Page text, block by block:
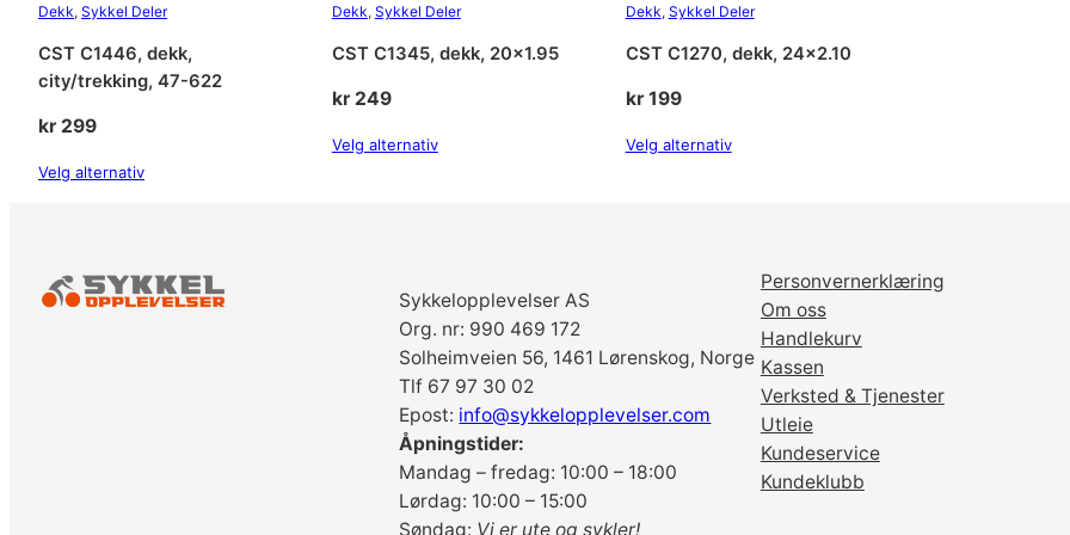
Dekk, Sykkel Deler
CST C1446, dekk,
city/trekking, 47-622
kr 299
Velg alternativ
Dekk, Sykkel Deler
CST C1345, dekk, 20×1.95
kr249
Velg alternativ
Dekk, Sykkel Deler
CST C1270, dekk, 24×2.10
kr199
Velg alternativ
Sykkelopplevelser AS
Org. nr: 990 469 172
Solheimveien 56, 1461 Lørenskog, Norge
Tlf 67 97 30 02
Epost: info@sykkelopplevelser.com
Åpningstider:
Mandag – fredag: 10:00 – 18:00
Lørdag: 10:00 – 15:00
Søndag: Vi er ute og sykler!
Personvernerklæring
Om oss
Handlekurv
Kassen
Verksted & Tjenester
Utleie
Kundeservice
Kundeklubb